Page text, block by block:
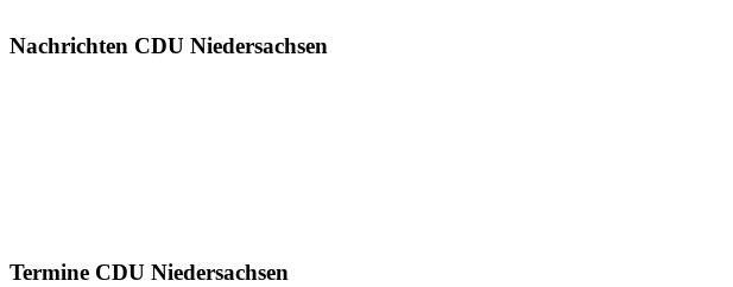
Nachrichten CDU Niedersachsen
Termine CDU Niedersachsen